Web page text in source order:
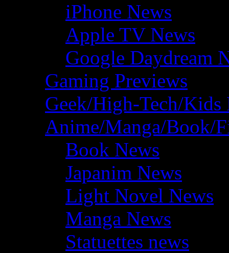
iPhone News
Apple TV News
Google Daydream
Gaming Previews
Geek/High-Tech/Kids
Anime/Manga/Book/
Book News
Japanim News
Light Novel News
Manga News
Statuettes news